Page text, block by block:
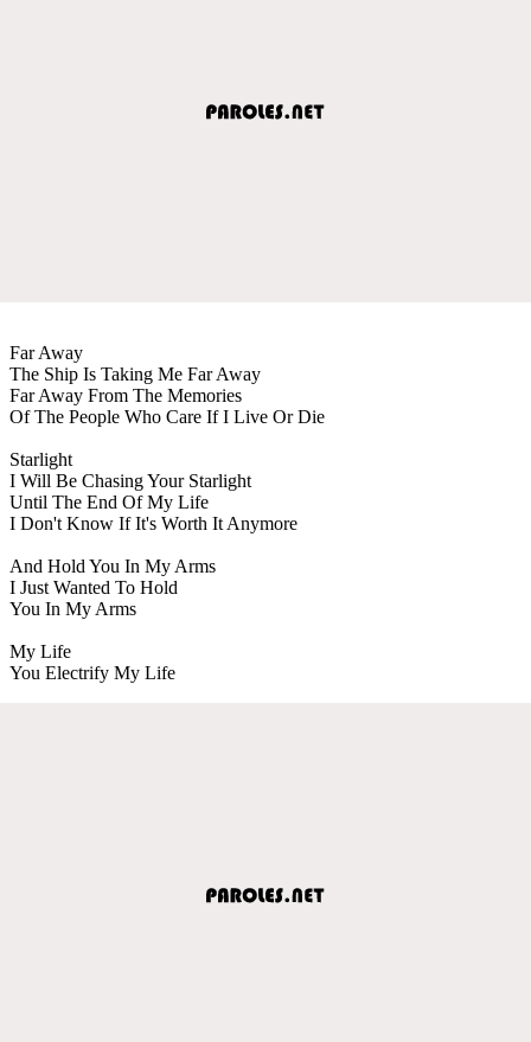
Far Away
The Ship Is Taking Me Far Away
Far Away From The Memories
Of The People Who Care If I Live Or Die
Starlight
I Will Be Chasing Your Starlight
Until The End Of My Life
I Don't Know If It's Worth It Anymore
And Hold You In My Arms
I Just Wanted To Hold
You In My Arms
My Life
You Electrify My Life